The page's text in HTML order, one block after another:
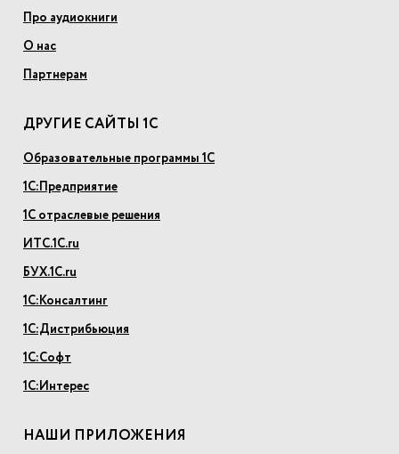
Про аудиокниги
О нас
Партнерам
ДРУГИЕ САЙТЫ 1С
Образовательные программы 1С
1С:Предприятие
1С отраслевые решения
ИТС.1С.ru
БУХ.1С.ru
1С:Консалтинг
1С:Дистрибьюция
1С:Софт
1С:Интерес
НАШИ ПРИЛОЖЕНИЯ